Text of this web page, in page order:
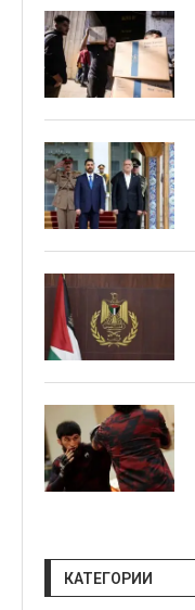
КАТЕГОРИИ